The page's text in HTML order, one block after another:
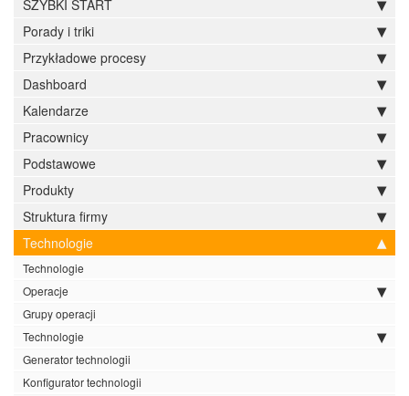
SZYBKI START
Porady i triki
Przykładowe procesy
Dashboard
Kalendarze
Pracownicy
Podstawowe
Produkty
Struktura firmy
Technologie
Technologie
Operacje
Grupy operacji
Technologie
Generator technologii
Konfigurator technologii